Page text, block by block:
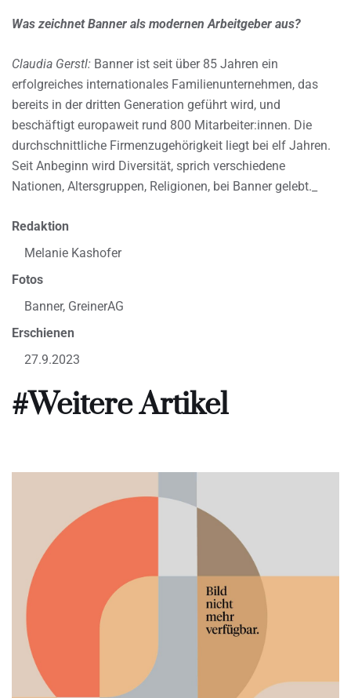
Was zeichnet Banner als modernen Arbeitgeber aus?
Claudia Gerstl: Banner ist seit über 85 Jahren ein
erfolgreiches internationales Familienunternehmen, das
bereits in der dritten Generation geführt wird, und
beschäftigt europaweit rund 800 Mitarbeiter:innen. Die
durchschnittliche Firmenzugehörigkeit liegt bei elf Jahren.
Seit Anbeginn wird Diversität, sprich verschiedene
Nationen, Altersgruppen, Religionen, bei Banner gelebt._
Redaktion
Melanie Kashofer
Fotos
Banner, GreinerAG
Erschienen
27.9.2023
#Weitere Artikel